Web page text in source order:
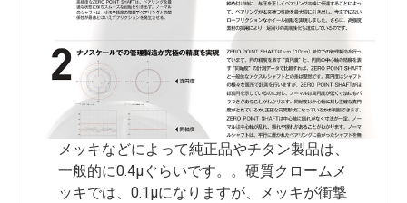
メッキなどによって純正品やチタン製品は、
一般的に0.4μぐらいです。。硬質クロームメ
ッキでは、0.1μになりますが、メッキが衝撃